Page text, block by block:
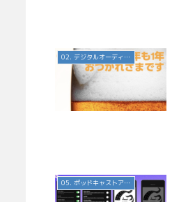
02. デジタルオーディオ広告（音声広告）
05. ポッドキャストアプリ